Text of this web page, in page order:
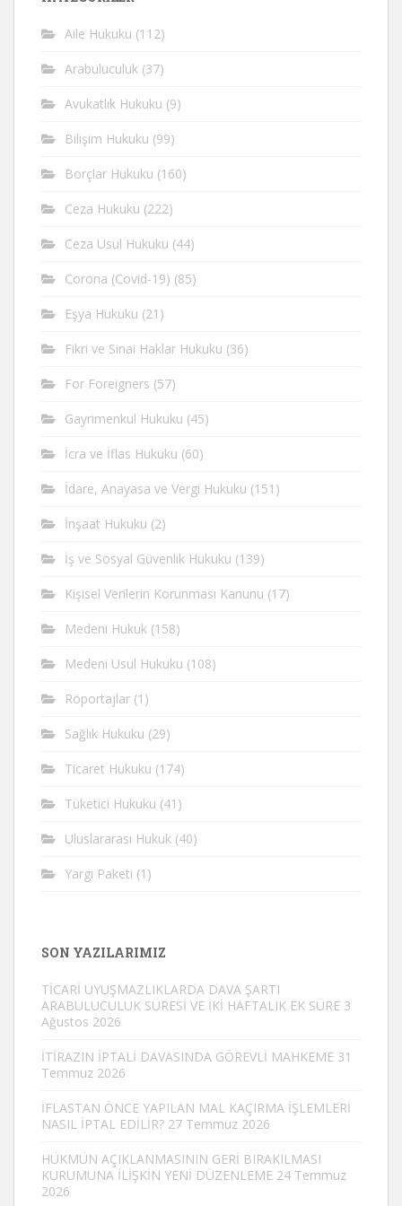
Aile Hukuku (112)
Arabuluculuk (37)
Avukatlık Hukuku (9)
Bilişim Hukuku (99)
Borçlar Hukuku (160)
Ceza Hukuku (222)
Ceza Usul Hukuku (44)
Corona (Covid-19) (85)
Eşya Hukuku (21)
Fikri ve Sinai Haklar Hukuku (36)
For Foreigners (57)
Gayrimenkul Hukuku (45)
İcra ve İflas Hukuku (60)
İdare, Anayasa ve Vergi Hukuku (151)
İnşaat Hukuku (2)
İş ve Sosyal Güvenlik Hukuku (139)
Kişisel Verilerin Korunması Kanunu (17)
Medeni Hukuk (158)
Medeni Usul Hukuku (108)
Röportajlar (1)
Sağlık Hukuku (29)
Ticaret Hukuku (174)
Tüketici Hukuku (41)
Uluslararası Hukuk (40)
Yargı Paketi (1)
SON YAZILARIMIZ
TİCARİ UYUŞMAZLIKLARDA DAVA ŞARTI
ARABULUCULUK SÜRESİ VE İKİ HAFTALIK EK SÜRE 3
Ağustos 2026
İTİRAZIN İPTALİ DAVASINDA GÖREVLİ MAHKEME 31
Temmuz 2026
İFLASTAN ÖNCE YAPILAN MAL KAÇIRMA İŞLEMLERİ
NASIL İPTAL EDİLİR? 27 Temmuz 2026
HÜKMÜN AÇIKLANMASININ GERİ BIRAKILMASI
KURUMUNA İLİŞKİN YENİ DÜZENLEME 24 Temmuz
2026